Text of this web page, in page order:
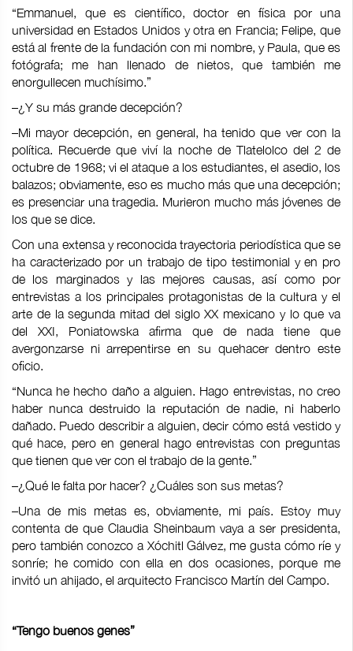
“Emmanuel, que es científico, doctor en física por una
universidad en Estados Unidos y otra en Francia; Felipe, que
está al frente de la fundación con mi nombre, y Paula, que es
fotógrafa; me han llenado de nietos, que también me
enorgullecen muchísimo.”
–¿Y su más grande decepción?
–Mi mayor decepción, en general, ha tenido que ver con la
política. Recuerde que viví la noche de Tlatelolco del 2 de
octubre de 1968; vi el ataque a los estudiantes, el asedio, los
balazos; obviamente, eso es mucho más que una decepción;
es presenciar una tragedia. Murieron mucho más jóvenes de
los que se dice.
Con una extensa y reconocida trayectoria periodística que se
ha caracterizado por un trabajo de tipo testimonial y en pro
de los marginados y las mejores causas, así como por
entrevistas a los principales protagonistas de la cultura y el
arte de la segunda mitad del siglo XX mexicano y lo que va
del XXI, Poniatowska afirma que de nada tiene que
avergonzarse ni arrepentirse en su quehacer dentro este
oficio.
“Nunca he hecho daño a alguien. Hago entrevistas, no creo
haber nunca destruido la reputación de nadie, ni haberlo
dañado. Puedo describir a alguien, decir cómo está vestido y
qué hace, pero en general hago entrevistas con preguntas
que tienen que ver con el trabajo de la gente.”
–¿Qué le falta por hacer? ¿Cuáles son sus metas?
–Una de mis metas es, obviamente, mi país. Estoy muy
contenta de que Claudia Sheinbaum vaya a ser presidenta,
pero también conozco a Xóchitl Gálvez, me gusta cómo ríe y
sonríe; he comido con ella en dos ocasiones, porque me
invitó un ahijado, el arquitecto Francisco Martín del Campo.
“Tengo buenos genes”